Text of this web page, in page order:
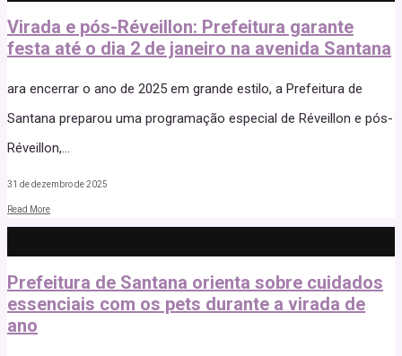
Virada e pós-Réveillon: Prefeitura garante
festa até o dia 2 de janeiro na avenida Santana
ara encerrar o ano de 2025 em grande estilo, a Prefeitura de
Santana preparou uma programação especial de Réveillon e pós-
Réveillon,...
31 de dezembro de 2025
Read More
Prefeitura de Santana orienta sobre cuidados
essenciais com os pets durante a virada de
ano